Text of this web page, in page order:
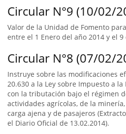
Circular N°9 (10/02/
Valor de la Unidad de Fomento
entre el 1 Enero del año 2014 y el
Circular N°8 (07/02/
Instruye sobre las modificaciones
20.630 a la Ley sobre Impuesto a la
con la tributación bajo el régimen
actividades agrícolas, de la
carga ajena y de pasajeros
el Diario Oficial de 13.02.2014).